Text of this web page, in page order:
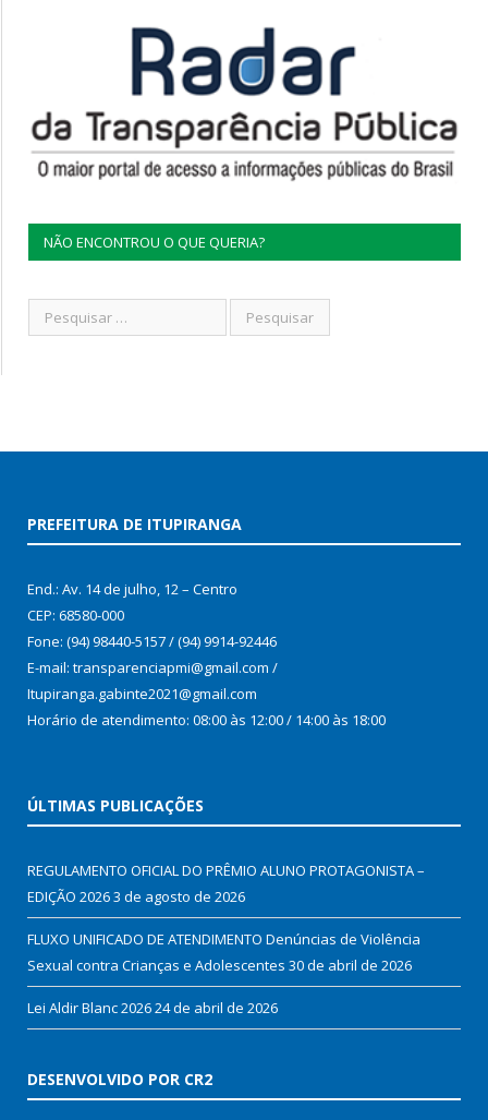
NÃO ENCONTROU O QUE QUERIA?
PREFEITURA DE ITUPIRANGA
End.: Av. 14 de julho, 12 – Centro
CEP: 68580-000
Fone: (94) 98440-5157 / (94) 9914-92446
E-mail: transparenciapmi@gmail.com /
Itupiranga.gabinte2021@gmail.com
Horário de atendimento: 08:00 às 12:00 / 14:00 às 18:00
ÚLTIMAS PUBLICAÇÕES
REGULAMENTO OFICIAL DO PRÊMIO ALUNO PROTAGONISTA –
EDIÇÃO 20263 de agosto de 2026
FLUXO UNIFICADO DE ATENDIMENTO Denúncias de Violência
Sexual contra Crianças e Adolescentes 30 de abril de 2026
Lei Aldir Blanc 202624 de abril de 2026
DESENVOLVIDO POR CR2